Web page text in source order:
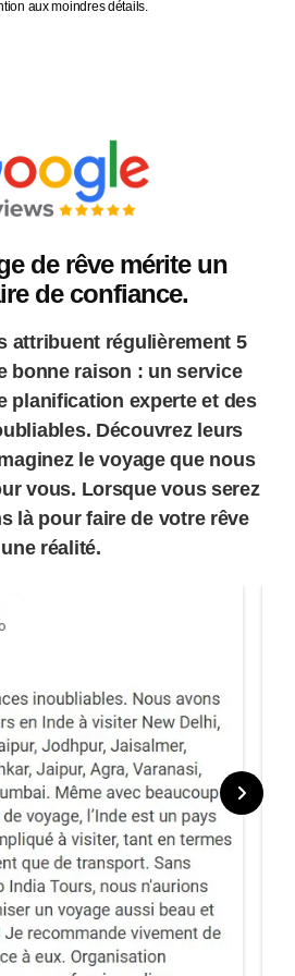
d’expérience dans le secteur et à sa
de confiance.
attribuent régulièrement 5
bonne raison : un service
planification experte et des
Découvrez leurs
le voyage que nous
vous. Lorsque vous serez